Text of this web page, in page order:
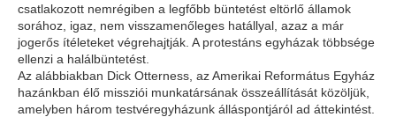
csatlakozott nemrégiben a legfőbb büntetést eltörlő államok
sorához, igaz, nem visszamenőleges hatállyal, azaz a már
jogerős ítéleteket végrehajtják. A protestáns egyházak többsége
ellenzi a halálbüntetést.
Az alábbiakban Dick Otterness, az Amerikai Református Egyház
hazánkban élő missziói munkatársának összeállítását közöljük,
amelyben három testvéregyházunk álláspontjáról ad áttekintést.